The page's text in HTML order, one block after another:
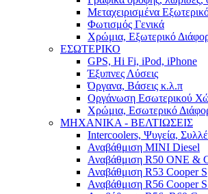
Μεταχειρισμένα
Φωτισμός Γενικά
Χρώμια, Εξωτερικό
ΕΣΩΤΕΡΙΚΟ
GPS, Hi Fi, iPod, iPhone
Έξυπνες Λύσεις
Όργανα, Βάσεις κ.λ.π
Οργάνωση Εσωτερικού
Χρώμια, Εσωτερικό
ΜΗΧΑΝΙΚΑ - ΒΕΛΤΙΩΣΕΙΣ
Intercoolers, Ψυγεία,
Αναβάθμιση MINI Diesel
Αναβάθμιση R50 ONE &
Αναβάθμιση R53 Cooper S
Αναβάθμιση R56 Cooper